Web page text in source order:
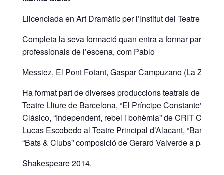
Llicenciada en Art Dramàtic per l’Institut del Teatre de
Completa la seva formació quan entra a formar part de
professionals de l’escena, com Pablo
Messiez, El Pont Fotant, Gaspar Campuzano (La
Ha format part de diverses produccions teatrals de les
Teatre Lliure de Barcelona, “El Príncipe Constante” de
Clásico, “Independent, rebel i bohèmia” de CRIT
Lucas Escobedo al Teatre Principal d’Alacant,
“Bats & Clubs” composició de Gerard Valverde a partir
Shakespeare 2014.